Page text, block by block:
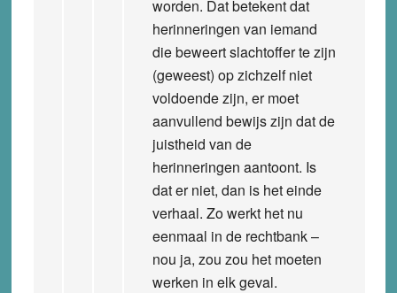
worden. Dat betekent dat
herinneringen van iemand
die beweert slachtoffer te zijn
(geweest) op zichzelf niet
voldoende zijn, er moet
aanvullend bewijs zijn dat de
juistheid van de
herinneringen aantoont. Is
dat er niet, dan is het einde
verhaal. Zo werkt het nu
eenmaal in de rechtbank –
nou ja, zou zou het moeten
werken in elk geval.